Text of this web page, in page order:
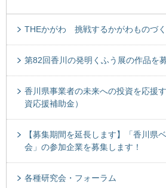
THEかがわ 挑戦するかがわものづ
第82回香川の発明くふう展の作品を
香川県事業者の未来への投資を応援
資応援補助金）
【募集期間を延長します】「香川県
会」の参加企業を募集します！
各種研究会・フォーラム